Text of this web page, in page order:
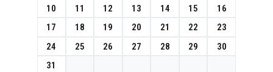
10
11 12 13 14 15
16
17
18 19 20 21 22
23
24
25 26 27 28 29
30
31